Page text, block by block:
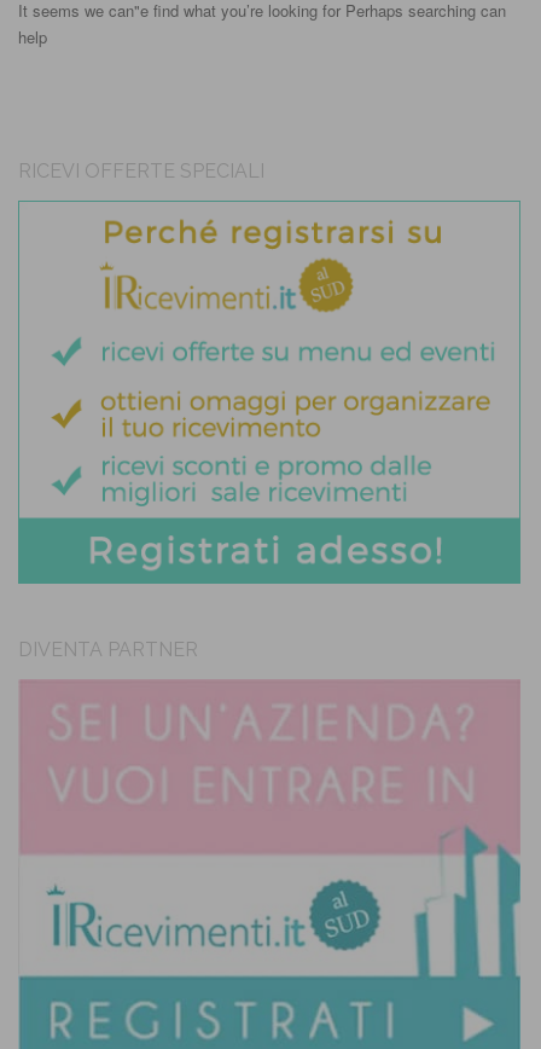
It seems we can"e find what you’re looking for Perhaps searching can
help
RICEVI OFFERTE SPECIALI
DIVENTA PARTNER